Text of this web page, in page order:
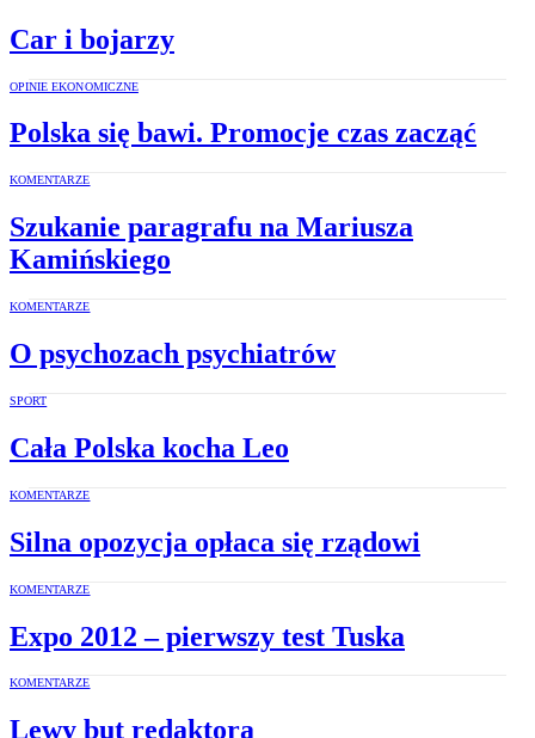
Car i bojarzy
OPINIE EKONOMICZNE
Polska się bawi. Promocje czas zacząć
KOMENTARZE
Szukanie paragrafu na Mariusza
Kamińskiego
KOMENTARZE
O psychozach psychiatrów
SPORT
Cała Polska kocha Leo
KOMENTARZE
Silna opozycja opłaca się rządowi
KOMENTARZE
Expo 2012 – pierwszy test Tuska
KOMENTARZE
Lewy but redaktora